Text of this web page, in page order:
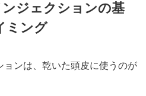
ジェクションの基
ミング
ンは、乾いた頭皮に使うのが